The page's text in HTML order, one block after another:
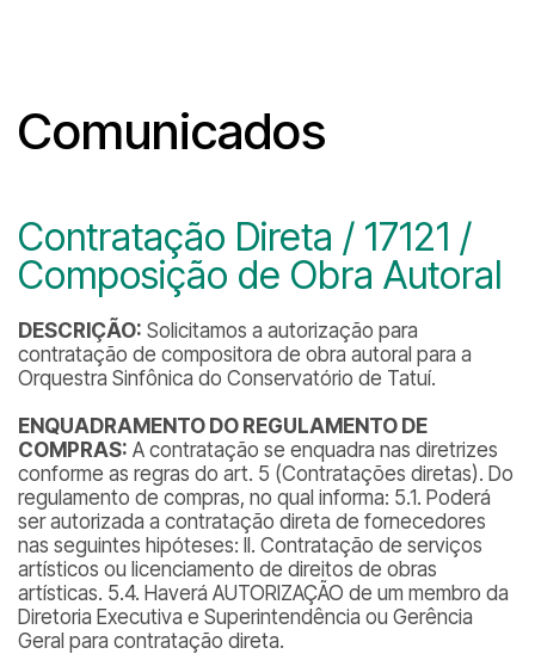
Comunicados
Contratação Direta / 17121 /
Composição de Obra Autoral
DESCRIÇÃO: Solicitamos a autorização para
contratação de compositora de obra autoral para a
Orquestra Sinfônica do Conservatório de Tatuí.
ENQUADRAMENTO DO REGULAMENTO DE
COMPRAS: A contratação se enquadra nas diretrizes
conforme as regras do art. 5 (Contratações diretas). Do
regulamento de compras, no qual informa: 5.1. Poderá
ser autorizada a contratação direta de fornecedores
nas seguintes hipóteses: II. Contratação de serviços
artísticos ou licenciamento de direitos de obras
artísticas. 5.4. Haverá AUTORIZAÇÃO de um membro da
Diretoria Executiva e Superintendência ou Gerência
Geral para contratação direta.